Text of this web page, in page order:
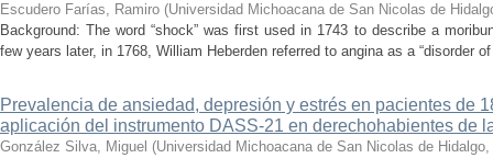
Escudero Farías, Ramiro (Universidad Michoacana de San Nicolas de
Background: The word “shock” was first used in 1743 to describe a
few years later, in 1768, William Heberden referred to angina as a “disorder
Prevalencia de ansiedad, depresión y estrés en pacientes de
aplicación del instrumento DASS-21 en derechohabientes de
González Silva, Miguel (Universidad Michoacana de San Nicolas de Hidalgo,